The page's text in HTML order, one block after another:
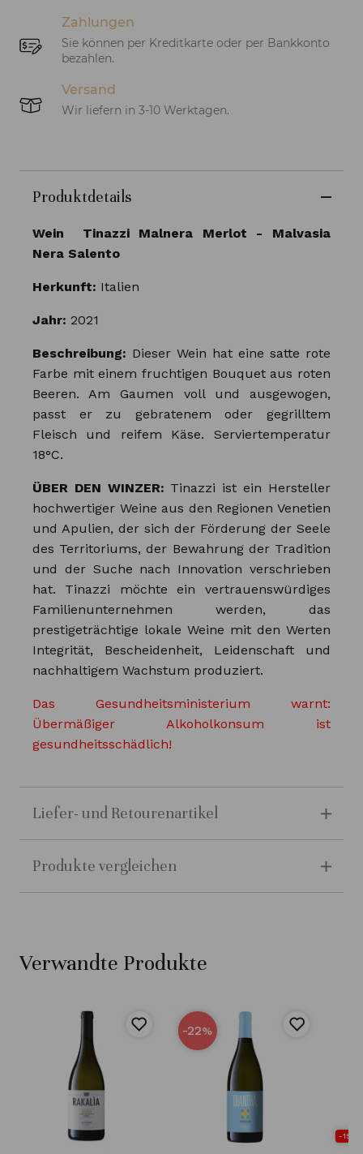
Zahlungen
Sie können per Kreditkarte oder per Bankkonto
bezahlen.
Versand
Wir liefern in 3-10 Werktagen.
Produktdetails
Wein Tinazzi Malnera Merlot - Malvasia
Nera Salento
Herkunft: Italien
Jahr: 2021
Beschreibung: Dieser Wein hat eine satte rote
Farbe mit einem fruchtigen Bouquet aus roten
Beeren. Am Gaumen voll und ausgewogen,
passt er zu gebratenem oder gegrilltem
Fleisch und reifem Käse. Serviertemperatur
18°C.
ÜBER DEN WINZER: Tinazzi ist ein Hersteller
hochwertiger Weine aus den Regionen Venetien
und Apulien, der sich der Förderung der Seele
des Territoriums, der Bewahrung der Tradition
und der Suche nach Innovation verschrieben
hat. Tinazzi möchte ein vertrauenswürdiges
Familienunternehmen werden, das
prestigeträchtige lokale Weine mit den Werten
Integrität, Bescheidenheit, Leidenschaft und
nachhaltigem Wachstum produziert.
Das Gesundheitsministerium warnt:
Übermäßiger Alkoholkonsum ist
gesundheitsschädlich!
Liefer- und Retourenartikel
Produkte vergleichen
Verwandte Produkte
-22%
-15%